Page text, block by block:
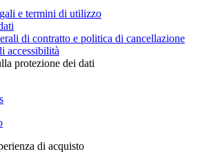
e termini di utilizzo
di contratto e politica di cancellazione
accessibilità
protezione dei dati
di acquisto